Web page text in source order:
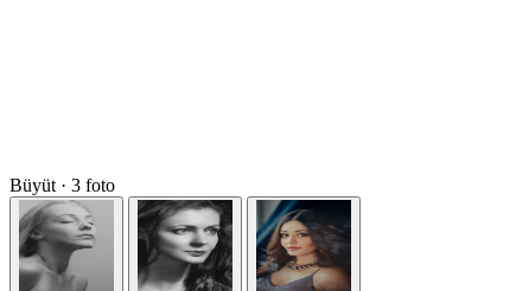
Büyüt · 3 foto